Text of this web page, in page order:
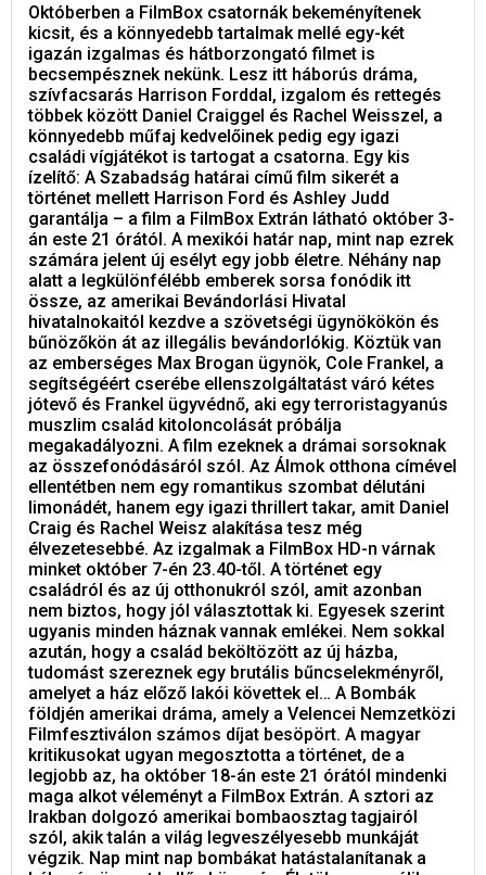
Októberben a FilmBox csatornák bekeményítenek
kicsit, és a könnyedebb tartalmak mellé egy-két
igazán izgalmas és hátborzongató filmet is
becsempésznek nekünk. Lesz itt háborús dráma,
szívfacsarás Harrison Forddal, izgalom és rettegés
többek között Daniel Craiggel és Rachel Weisszel, a
könnyedebb műfaj kedvelőinek pedig egy igazi
családi vígjátékot is tartogat a csatorna. Egy kis
ízelítő: A Szabadság határai című film sikerét a
történet mellett Harrison Ford és Ashley Judd
garantálja – a film a FilmBox Extrán látható október 3-
án este 21 órától. A mexikói határ nap, mint nap ezrek
számára jelent új esélyt egy jobb életre. Néhány nap
alatt a legkülönfélébb emberek sorsa fonódik itt
össze, az amerikai Bevándorlási Hivatal
hivatalnokaitól kezdve a szövetségi ügynökökön és
bűnözőkön át az illegális bevándorlókig. Köztük van
az emberséges Max Brogan ügynök, Cole Frankel, a
segítségéért cserébe ellenszolgáltatást váró kétes
jótevő és Frankel ügyvédnő, aki egy terroristagyanús
muszlim család kitoloncolását próbálja
megakadályozni. A film ezeknek a drámai sorsoknak
az összefonódásáról szól. Az Álmok otthona címével
ellentétben nem egy romantikus szombat délutáni
limonádét, hanem egy igazi thrillert takar, amit Daniel
Craig és Rachel Weisz alakítása tesz még
élvezetesebbé. Az izgalmak a FilmBox HD-n várnak
minket október 7-én 23.40-től. A történet egy
családról és az új otthonukról szól, amit azonban
nem biztos, hogy jól választottak ki. Egyesek szerint
ugyanis minden háznak vannak emlékei. Nem sokkal
azután, hogy a család beköltözött az új házba,
tudomást szereznek egy brutális bűncselekményről,
amelyet a ház előző lakói követtek el… A Bombák
földjén amerikai dráma, amely a Velencei Nemzetközi
Filmfesztiválon számos díjat besöpört. A magyar
kritikusokat ugyan megosztotta a történet, de a
legjobb az, ha október 18-án este 21 órától mindenki
maga alkot véleményt a FilmBox Extrán. A sztori az
Irakban dolgozó amerikai bombaosztag tagjairól
szól, akik talán a világ legveszélyesebb munkáját
végzik. Nap mint nap bombákat hatástalanítanak a